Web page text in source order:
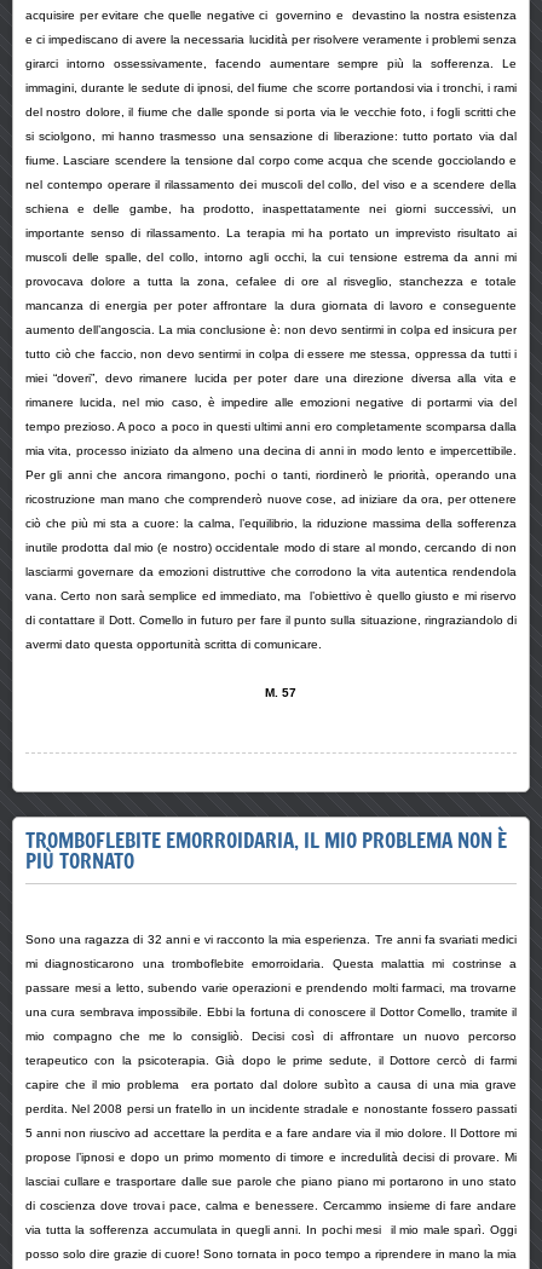
acquisire per evitare che quelle negative ci governino e devastino la nostra esistenza
e ci impediscano di avere la necessaria lucidità per risolvere veramente i problemi senza
girarci intorno ossessivamente, facendo aumentare sempre più la sofferenza. Le
immagini, durante le sedute di ipnosi, del fiume che scorre portandosi via i tronchi, i rami
del nostro dolore, il fiume che dalle sponde si porta via le vecchie foto, i fogli scritti che
si sciolgono, mi hanno trasmesso una sensazione di liberazione: tutto portato via dal
fiume. Lasciare scendere la tensione dal corpo come acqua che scende gocciolando e
nel contempo operare il rilassamento dei muscoli del collo, del viso e a scendere della
schiena e delle gambe, ha prodotto, inaspettatamente nei giorni successivi, un
importante senso di rilassamento. La terapia mi ha portato un imprevisto risultato ai
muscoli delle spalle, del collo, intorno agli occhi, la cui tensione estrema da anni mi
provocava dolore a tutta la zona, cefalee di ore al risveglio, stanchezza e totale
mancanza di energia per poter affrontare la dura giornata di lavoro e conseguente
aumento dell’angoscia. La mia conclusione è: non devo sentirmi in colpa ed insicura per
tutto ciò che faccio, non devo sentirmi in colpa di essere me stessa, oppressa da tutti i
miei “doveri”, devo rimanere lucida per poter dare una direzione diversa alla vita e
rimanere lucida, nel mio caso, è impedire alle emozioni negative di portarmi via del
tempo prezioso. A poco a poco in questi ultimi anni ero completamente scomparsa dalla
mia vita, processo iniziato da almeno una decina di anni in modo lento e impercettibile.
Per gli anni che ancora rimangono, pochi o tanti, riordinerò le priorità, operando una
ricostruzione man mano che comprenderò nuove cose, ad iniziare da ora, per ottenere
ciò che più mi sta a cuore: la calma, l’equilibrio, la riduzione massima della sofferenza
inutile prodotta dal mio (e nostro) occidentale modo di stare al mondo, cercando di non
lasciarmi governare da emozioni distruttive che corrodono la vita autentica rendendola
vana. Certo non sarà semplice ed immediato, ma l’obiettivo è quello giusto e mi riservo
di contattare il Dott. Comello in futuro per fare il punto sulla situazione, ringraziandolo di
avermi dato questa opportunità scritta di comunicare.
M. 57
TROMBOFLEBITE EMORROIDARIA, IL MIO PROBLEMA NON È
PIÙ TORNATO
Sono una ragazza di 32 anni e vi racconto la mia esperienza. Tre anni fa svariati medici
mi diagnosticarono una tromboflebite emorroidaria. Questa malattia mi costrinse a
passare mesi a letto, subendo varie operazioni e prendendo molti farmaci, ma trovarne
una cura sembrava impossibile. Ebbi la fortuna di conoscere il Dottor Comello, tramite il
mio compagno che me lo consigliò. Decisi così di affrontare un nuovo percorso
terapeutico con la psicoterapia. Già dopo le prime sedute, il Dottore cercò di farmi
capire che il mio problema era portato dal dolore subìto a causa di una mia grave
perdita. Nel 2008 persi un fratello in un incidente stradale e nonostante fossero passati
5 anni non riuscivo ad accettare la perdita e a fare andare via il mio dolore. Il Dottore mi
propose l’ipnosi e dopo un primo momento di timore e incredulità decisi di provare. Mi
lasciai cullare e trasportare dalle sue parole che piano piano mi portarono in uno stato
di coscienza dove trovai pace, calma e benessere. Cercammo insieme di fare andare
via tutta la sofferenza accumulata in quegli anni. In pochi mesi il mio male sparì. Oggi
posso solo dire grazie di cuore! Sono tornata in poco tempo a riprendere in mano la mia